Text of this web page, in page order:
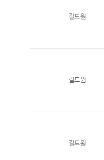
길드원
길드원
길드원